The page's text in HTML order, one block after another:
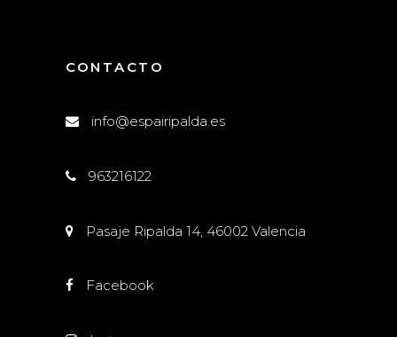
CONTACTO
info@espairipalda.es
963216122
Pasaje Ripalda 14, 46002 Valencia
Facebook